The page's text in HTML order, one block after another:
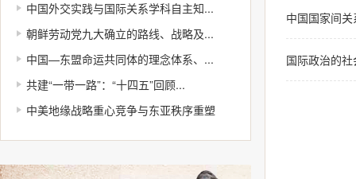
中国外交实践与国际关系学科自主知...
朝鲜劳动党九大确立的路线、战略及...
中国—东盟命运共同体的理念体系、...
共建“一带一路”：“十四五”回顾...
中美地缘战略重心竞争与东亚秩序重塑
中国国家间
国际政治的